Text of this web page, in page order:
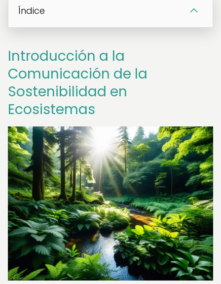
Índice
Introducción a la
Comunicación de la
Sostenibilidad en
Ecosistemas